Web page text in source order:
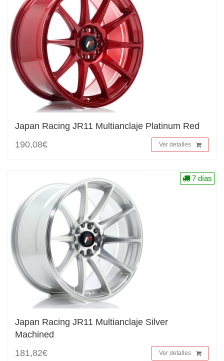
Japan Racing JR11 Multianclaje Platinum Red
190,08€
Ver detalles
Japan Racing JR11 Multianclaje Silver
Machined
181,82€
Ver detalles
7 días